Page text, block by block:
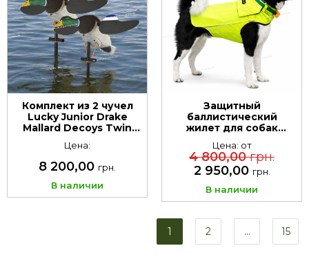
Комплект из 2 чучел
Lucky Junior Drake
Mallard Decoys Twin
Цена:
8 200,00 грн.
В наличии
Защитный
баллистический
жилет для собак
Цена: от
4 800,00грн.
2 950,00 грн.
В наличии
1 2 ... 15